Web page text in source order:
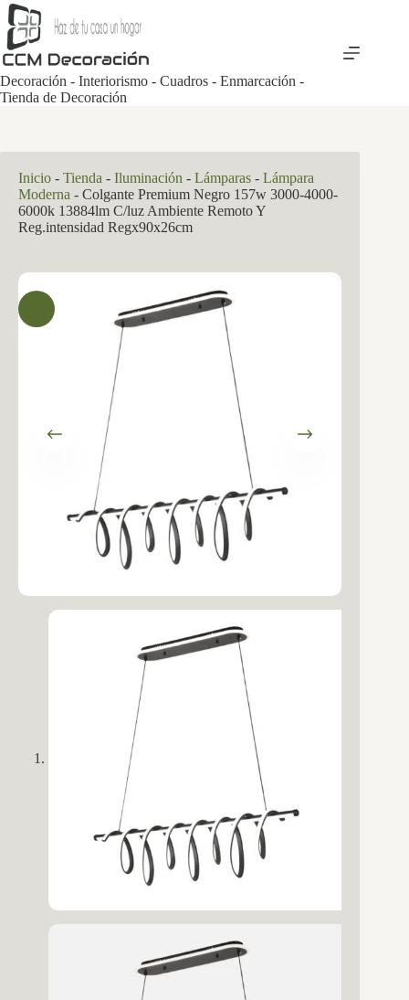
Saltar
al
contenido
Decoración - Interiorismo - Cuadros - Enmarcación -
Tienda de Decoración
Inicio - Tienda - Iluminación - Lámparas - Lámpara
Moderna - Colgante Premium Negro 157w 3000-4000-
6000k 13884lm C/luz Ambiente Remoto Y
Reg.intensidad Regx90x26cm